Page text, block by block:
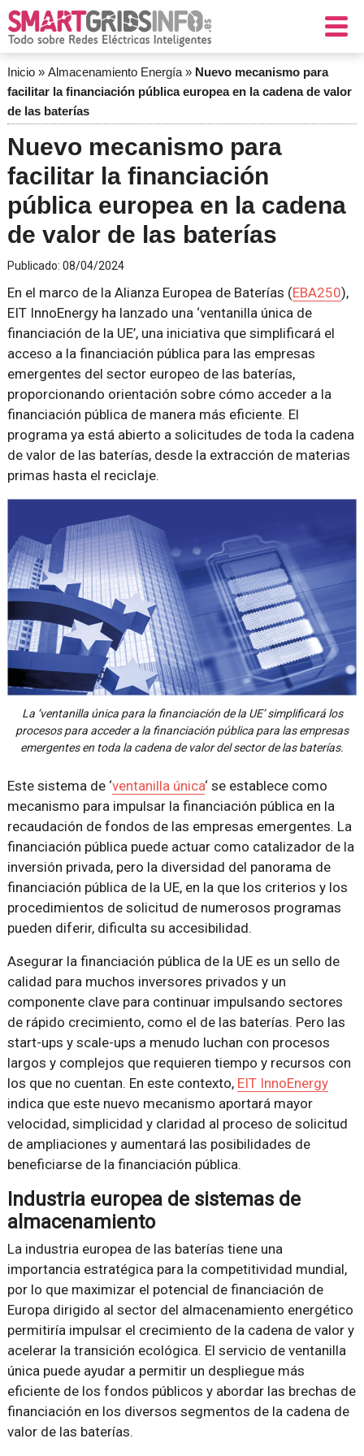
Inicio» Almacenamiento Energía» Nuevo mecanismo para
facilitar la financiación pública europea en la cadena de valor
de las baterías
Nuevo mecanismo para
facilitar la financiación
pública europea en la cadena
de valor de las baterías
Publicado: 08/04/2024
En el marco de la Alianza Europea de Baterías (EBA250),
EIT InnoEnergy ha lanzado una ‘ventanilla única de
financiación de la UE’, una iniciativa que simplificará el
acceso a la financiación pública para las empresas
emergentes del sector europeo de las baterías,
proporcionando orientación sobre cómo acceder a la
financiación pública de manera más eficiente. El
programa ya está abierto a solicitudes de toda la cadena
de valor de las baterías, desde la extracción de materias
primas hasta el reciclaje.
La ‘ventanilla única para la financiación de la UE’ simplificará los
procesos para acceder a la financiación pública para las empresas
emergentes en toda la cadena de valor del sector de las baterías.
Este sistema de ‘ventanilla única‘ se establece como
mecanismo para impulsar la financiación pública en la
recaudación de fondos de las empresas emergentes. La
financiación pública puede actuar como catalizador de la
inversión privada, pero la diversidad del panorama de
financiación pública de la UE, en la que los criterios y los
procedimientos de solicitud de numerosos programas
pueden diferir, dificulta su accesibilidad.
Asegurar la financiación pública de la UE es un sello de
calidad para muchos inversores privados y un
componente clave para continuar impulsando sectores
de rápido crecimiento, como el de las baterías. Pero las
start-ups y scale-ups a menudo luchan con procesos
largos y complejos que requieren tiempo y recursos con
los que no cuentan. En este contexto, EIT InnoEnergy
indica que este nuevo mecanismo aportará mayor
velocidad, simplicidad y claridad al proceso de solicitud
de ampliaciones y aumentará las posibilidades de
beneficiarse de la financiación pública.
Industria europea de sistemas de
almacenamiento
La industria europea de las baterías tiene una
importancia estratégica para la competitividad mundial,
por lo que maximizar el potencial de financiación de
Europa dirigido al sector del almacenamiento energético
permitiría impulsar el crecimiento de la cadena de valor y
acelerar la transición ecológica. El servicio de ventanilla
única puede ayudar a permitir un despliegue más
eficiente de los fondos públicos y abordar las brechas de
financiación en los diversos segmentos de la cadena de
valor de las baterías.